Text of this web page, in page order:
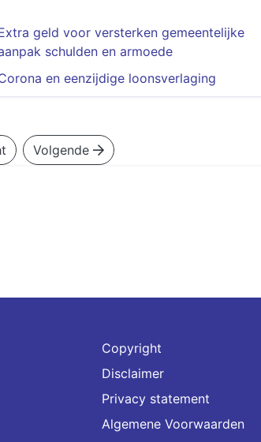
geld voor versterken gemeentelijke
schulden en armoede
en eenzijdige loonsverlaging
Volgende
Copyright
Disclaimer
Privacy statement
Algemene Voorwaarden